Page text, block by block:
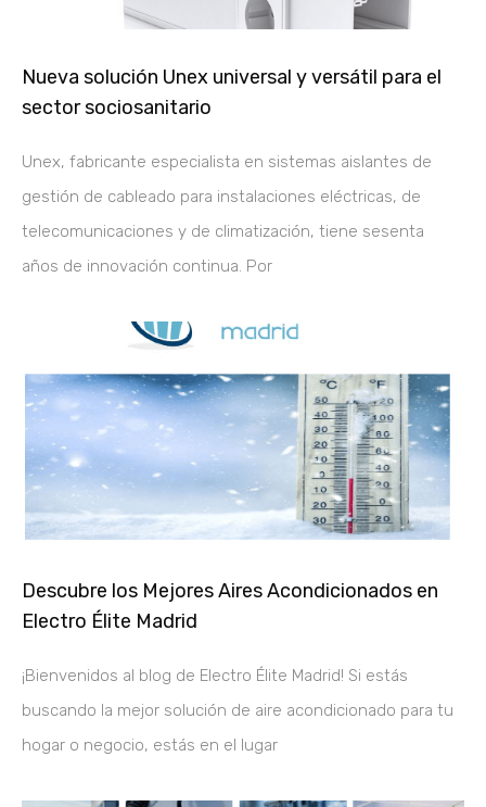
Nueva solución Unex universal y versátil para el
sector sociosanitario
Unex, fabricante especialista en sistemas aislantes de
gestión de cableado para instalaciones eléctricas, de
telecomunicaciones y de climatización, tiene sesenta
años de innovación continua. Por
Descubre los Mejores Aires Acondicionados en
Electro Élite Madrid
¡Bienvenidos al blog de Electro Élite Madrid! Si estás
buscando la mejor solución de aire acondicionado para tu
hogar o negocio, estás en el lugar